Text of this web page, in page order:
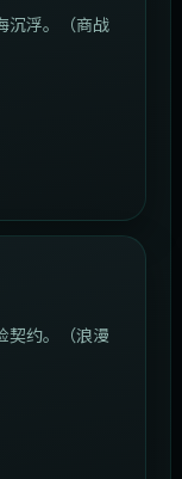
沉浮。（商战
契约。（浪漫